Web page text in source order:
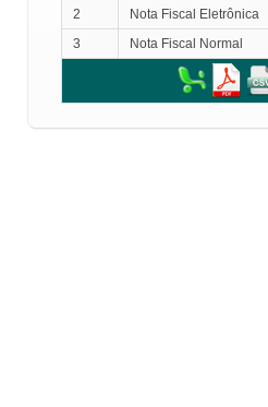
2
Nota Fiscal Eletrônica
3
Nota Fiscal Normal